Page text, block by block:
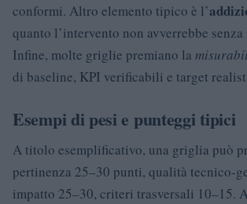
conformi. Altro elemento tipico è l’
quanto l’intervento non avverrebbe
Infine, molte griglie premiano la
di baseline, KPI verificabili e target
Esempi di pesi e punteggi tipici
A titolo esemplificativo, una griglia può
pertinenza 25–30 punti, qualità tecnico-
impatto 25–30, criteri trasversali 10–15.